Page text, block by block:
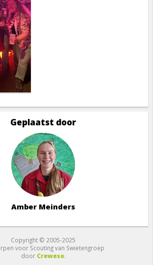
Geplaatst door
Amber Meinders
Copyright © 2005-2025
voor Scouting van Swietengroep
door Creweso.